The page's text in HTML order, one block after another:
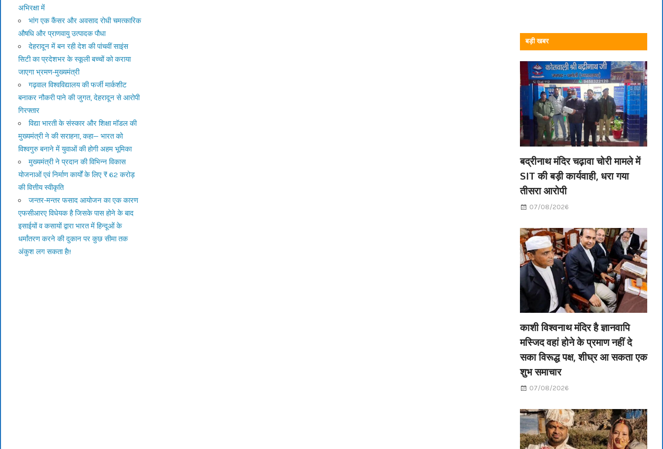
अभिरक्षा में
भांग एक कैंसर और अवसाद रोधी चमत्कारिक
औषधि और प्राणवायु उत्पादक पौधा
देहरादून में बन रही देश की पांचवीं साइंस
सिटी का प्रदेशभर के स्कूली बच्चों को कराया
जाएगा भ्रमण-मुख्यमंत्री
गढ़वाल विश्वविद्यालय की फर्जी मार्कशीट
बनाकर नौकरी पाने की जुगत, देहरादून से आरोपी
गिरफ्तार
विद्या भारती के संस्कार और शिक्षा मॉडल की
मुख्यमंत्री ने की सराहना, कहा— भारत को
विश्वगुरु बनाने में युवाओं की होगी अहम भूमिका
मुख्यमंत्री ने प्रदान की विभिन्न विकास
योजनाओं एवं निर्माण कार्यों के लिए ₹ 62 करोड़
की वित्तीय स्वीकृति
जन्तर-मन्तर फसाद आयोजन का एक कारण
एफसीआरए विधेयक है जिसके पास होने के बाद
इसाईयों व कसायों द्वारा भारत में हिन्दूओं के
धर्मांतरण करने की दुकान पर कुछ सीमा तक
अंकुश लग सकता है!!
बड़ी खबर
बद्रीनाथ मंदिर चढ़ावा चोरी मामले में
SIT की बड़ी कार्यवाही, धरा गया
तीसरा आरोपी
07/08/2026
काशी विश्वनाथ मंदिर है ज्ञानवापि
मस्जिद वहां होने के प्रमाण नहीं दे
सका विरूद्ध पक्ष, शीघ्र आ सकता एक
शुभ समाचार
07/08/2026